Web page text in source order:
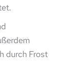
durch Frost